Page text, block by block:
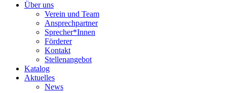
Über uns
Verein und Team
Ansprechpartner
Sprecher*Innen
Förderer
Kontakt
Stellenangebot
Katalog
Aktuelles
News